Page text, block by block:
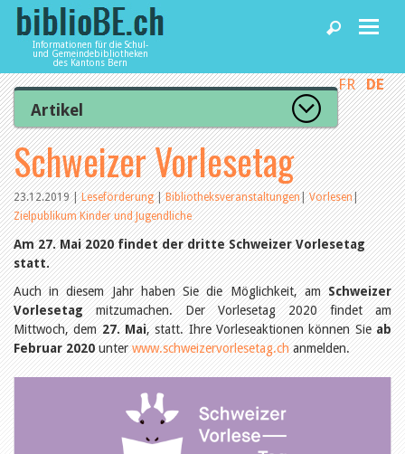
Informationen für die Schul-
und Gemeindebibliotheken
des Kantons Bern
Home
News und Fachbeiträge
Bibliotheken
Agenda
Dienstleistungen
biblioBE nutzen
FR DE
Artikel
Zur Artikelübersicht
Lesenswert
Gut bewertet
Kategorien
Aus dem Amt für Kultur
Aus der Kommission
Aus den Bibliotheken
Organisation
Raum und Infrastruktur
Bestand
Benutzung
Finanzen
Personal
Qualitätsmanagement
Schweizer Vorlesetag
23.12.2019|Leseförderung|Bibliotheksveranstaltungen|Vorlesen|
Zielpublikum Kinder und Jugendliche
Am 27. Mai 2020 findet der dritte Schweizer Vorlesetag
statt.
Auch in diesem Jahr haben Sie die Möglichkeit, amSchweizer
Vorlesetagmitzumachen. Der Vorlesetag 2020 findet am
Mittwoch, dem27. Mai, statt. Ihre Vorleseaktionen können Sieab
Februar 2020unterwww.schweizervorlesetag.chanmelden.